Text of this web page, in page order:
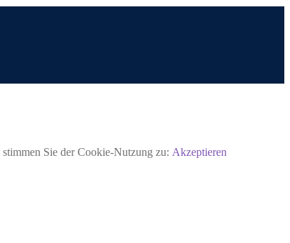
Sie der Cookie-Nutzung zu: Akzeptieren